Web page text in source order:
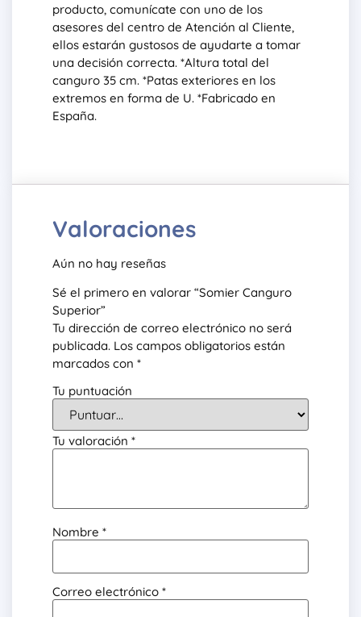
producto, comunícate con uno de los
asesores del centro de Atención al Cliente,
ellos estarán gustosos de ayudarte a tomar
una decisión correcta. *Altura total del
canguro 35 cm. *Patas exteriores en los
extremos en forma de U. *Fabricado en
España.
Valoraciones
Aún no hay reseñas
Sé el primero en valorar “Somier Canguro
Superior”
Tu dirección de correo electrónico no será
publicada. Los campos obligatorios están
marcados con *
Tu puntuación
Tu valoración *
Nombre *
Correo electrónico *